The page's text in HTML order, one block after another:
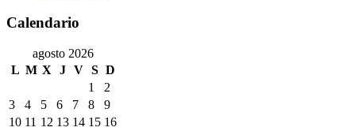
Calendario
agosto 2026
L M X J V S D
1
2
3
4 5 6 7 8
9
10 11 12 13 14 15 16